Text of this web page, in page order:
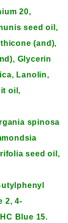
20,
seed oil,
(and),
Glycerin
Lanolin,
oil,
spinosa
seed oil,
2, 4-
Blue 15.